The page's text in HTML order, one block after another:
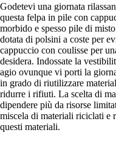
Godetevi una giornata
questa felpa in pile con
morbido e spesso pile di
dotata di polsini a coste per
cappuccio con coulisse per
desidera. Indossate la
agio ovunque vi porti la
in grado di riutilizzare
ridurre i rifiuti. La scelta di
dipendere più da risorse
miscela di materiali riciclati e
questi materiali.